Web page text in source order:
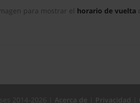
para mostrar el horario de vuelta
2014-2026 | Acerca de Privacidad